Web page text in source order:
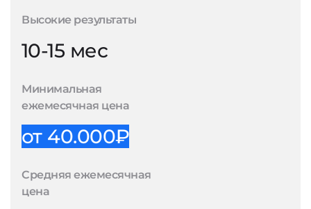
Высокие результаты
10-15 мес
Минимальная
ежемесячная цена
от 40.000₽
Средняя ежемесячная
цена